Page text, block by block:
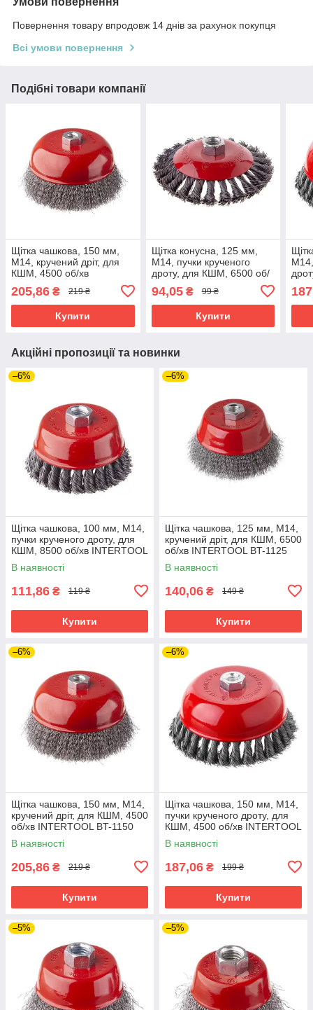
Повернення товару впродовж 14 днів за рахунок покупця
Всі умови повернення
Подібні товари компанії
Щітка чашкова, 150 мм,
M14, кручений дріт, для
КШМ, 4500 об/хв
205,86 ₴ 219 ₴
Купити
Щітка конусна, 125 мм,
M14, пучки крученого
дроту, для КШМ, 6500 об/
94,05₴ 99 ₴
Купити
Акційні пропозиції та новинки
–6%
Щітка чашкова, 100 мм, M14,
пучки крученого дроту, для
КШМ, 8500 об/хв INTERTOOL
BT-2100
В наявності
111,86 ₴ 119 ₴
Купити
–6%
Щітка чашкова, 125 мм, M14,
кручений дріт, для КШМ, 6500
об/хв INTERTOOL BT-1125
В наявності
140,06 ₴ 149 ₴
Купити
–6%
Щітка чашкова, 150 мм, M14,
кручений дріт, для КШМ, 4500
об/хв INTERTOOL BT-1150
В наявності
205,86 ₴ 219 ₴
Купити
–6%
Щітка чашкова, 150 мм, M14,
пучки крученого дроту, для
КШМ, 4500 об/хв INTERTOOL
BT-2150
В наявності
187,06 ₴ 199 ₴
Купити
–5% –5%